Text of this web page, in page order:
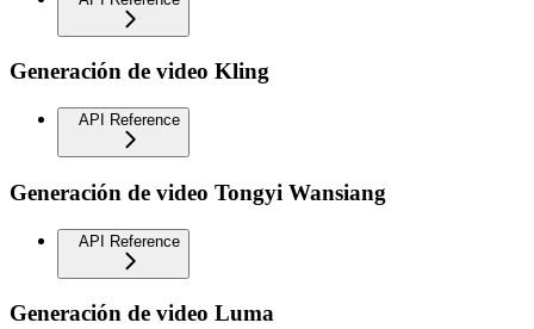
Generación de video Kling
API Reference
Generación de video Tongyi Wansiang
API Reference
Generación de video Luma